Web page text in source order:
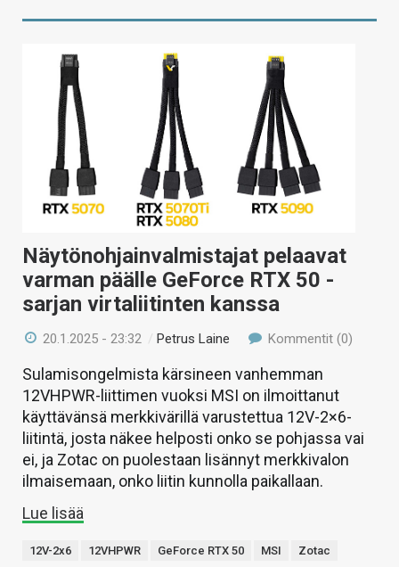
Näytönohjainvalmistajat pelaavat
varman päälle GeForce RTX 50 -
sarjan virtaliitinten kanssa
20.1.2025 - 23:32 /Petrus Laine Kommentit (0)
Sulamisongelmista kärsineen vanhemman
12VHPWR-liittimen vuoksi MSI on ilmoittanut
käyttävänsä merkkivärillä varustettua 12V-2×6-
liitintä, josta näkee helposti onko se pohjassa vai
ei, ja Zotac on puolestaan lisännyt merkkivalon
ilmaisemaan, onko liitin kunnolla paikallaan.
Lue lisää
12V-2x6 12VHPWR GeForce RTX 50 MSI Zotac